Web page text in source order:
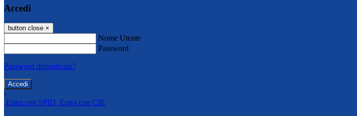
Accedi
button close ×
Nome Utente
Password
Password dimenticata?
-
Entra con SPID Entra con CIE